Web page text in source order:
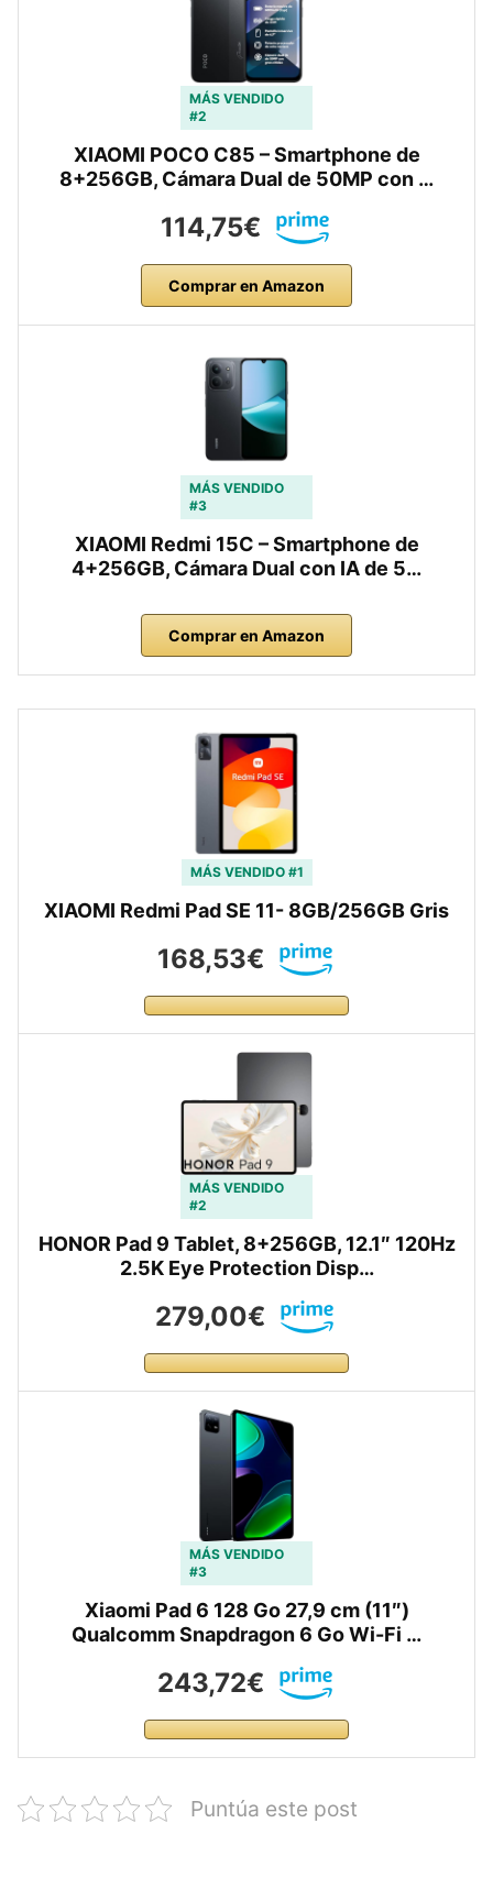
MÁS VENDIDO
#2
XIAOMI POCO C85 – Smartphone de
8+256GB, Cámara Dual de 50MP con …
114,75€
Comprar en Amazon
MÁS VENDIDO
#3
XIAOMI Redmi 15C – Smartphone de
4+256GB, Cámara Dual con IA de 5…
Comprar en Amazon
MÁS VENDIDO #1
XIAOMI Redmi Pad SE 11- 8GB/256GB Gris
168,53€
MÁS VENDIDO
#2
HONOR Pad 9 Tablet, 8+256GB, 12.1″ 120Hz
2.5K Eye Protection Disp…
279,00€
MÁS VENDIDO
#3
Xiaomi Pad 6 128 Go 27,9 cm (11″)
Qualcomm Snapdragon 6 Go Wi-Fi …
243,72€
Puntúa este post